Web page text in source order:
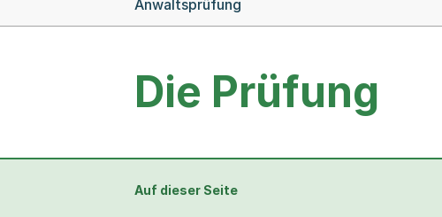
Anwaltsprüfung
Die Prüfung
Auf dieser Seite